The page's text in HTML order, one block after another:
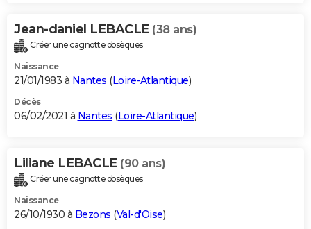
Jean-daniel LEBACLE (38 ans)
Créer une cagnotte obsèques
Naissance
21/01/1983 à Nantes (Loire-Atlantique)
Décès
06/02/2021 à Nantes (Loire-Atlantique)
Liliane LEBACLE (90 ans)
Créer une cagnotte obsèques
Naissance
26/10/1930 à Bezons (Val-d'Oise)